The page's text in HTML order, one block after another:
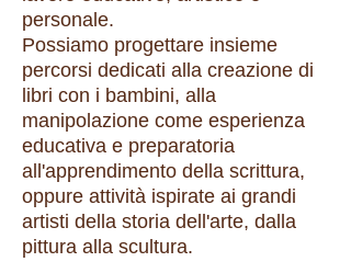
personale.
Possiamo progettare insieme
percorsi dedicati alla creazione di
libri con i bambini, alla
manipolazione come esperienza
educativa e preparatoria
all'apprendimento della scrittura,
oppure attività ispirate ai grandi
artisti della storia dell'arte, dalla
pittura alla scultura.